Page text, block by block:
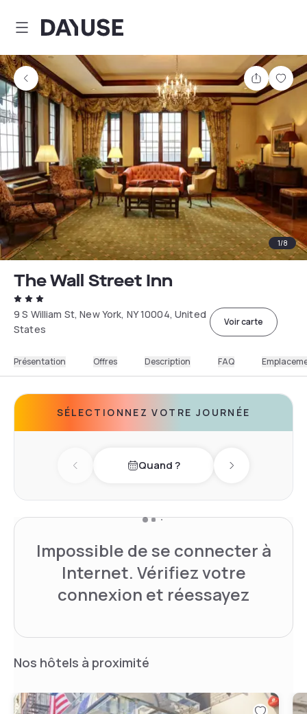
Dayuse
Partager
1/8
The Wall Street Inn
9 S William St, New York, NY 10004, United
States
Voir carte
Présentation Offres Description FAQ
SÉLECTIONNEZ VOTRE JOURNÉE
Previous dayQuand ? Next day
Impossible de se connecter à
Internet. Vérifiez votre
connexion et réessayez
Nos hôtels à proximité